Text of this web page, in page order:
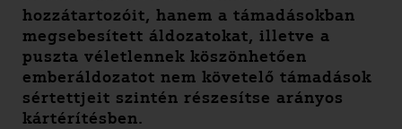
hozzátartozóit, hanem a támadásokban
megsebesített áldozatokat, illetve a
puszta véletlennek köszönhetően
emberáldozatot nem követelő támadások
sértettjeit szintén részesítse arányos
kártérítésben.